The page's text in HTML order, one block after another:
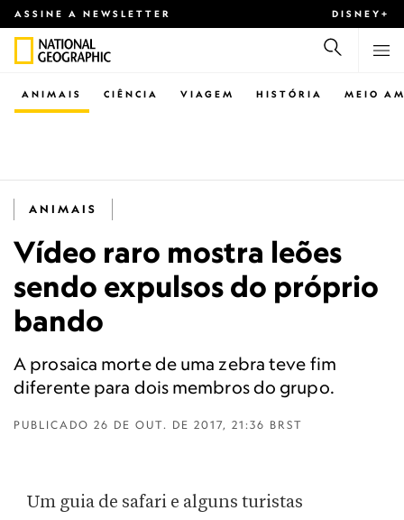
ASSINE A NEWSLETTER DISNEY+
CIÊNCIA VIAGEM
ANIMAIS HISTÓRIA MEIO
ANIMAIS
Vídeo raro mostra leões
sendo expulsos do próprio
bando
A prosaica morte de uma zebra teve fim
diferente para dois membros do grupo.
PUBLICADO 26 DE OUT. DE 2017, 21:36 BRST
Um guia de safari e alguns turistas